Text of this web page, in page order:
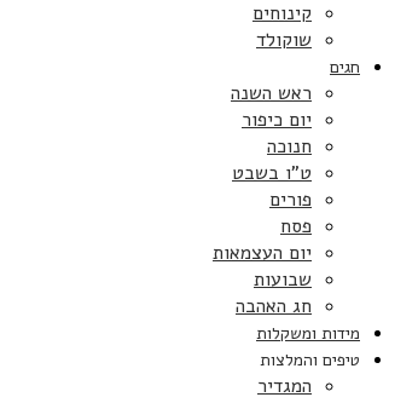
קינוחים
שוקולד
חגים
ראש השנה
יום כיפור
חנוכה
ט”ו בשבט
פורים
פסח
יום העצמאות
שבועות
חג האהבה
מידות ומשקלות
טיפים והמלצות
המגדיר